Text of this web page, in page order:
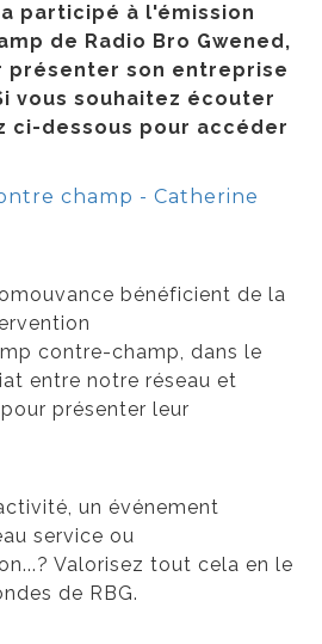
participé à l'émission
de Radio Bro Gwened,
présenter son entreprise
vous souhaitez écouter
ci-dessous pour accéder
champ - Catherine
bénéficient de la
contre-champ, dans le
entre notre réseau et
présenter leur
un événement
service ou
Valorisez tout cela en le
de RBG.